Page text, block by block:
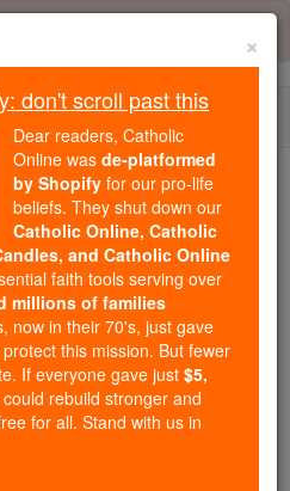
2.2 Million
Formed in the
like you,
has already delivered
to over 2.2
193 countries. In an age
you are helping form
Scripture, and Christ.
×
don't scroll past this
Dear readers, Catholic
Online was de-platformed
by Shopify for our pro-life
beliefs. They shut down our
Catholic Online, Catholic
and Catholic Online
faith tools serving over
millions of families
now in their 70's, just gave
this mission. But fewer
If everyone gave just $5,
could rebuild stronger and
for all. Stand with us in